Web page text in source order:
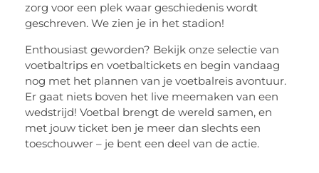
zorg voor een plek waar geschiedenis wordt
geschreven. We zien je in het stadion!
Enthousiast geworden? Bekijk onze selectie van
voetbaltrips en voetbaltickets en begin vandaag
nog met het plannen van je voetbalreis avontuur.
Er gaat niets boven het live meemaken van een
wedstrijd! Voetbal brengt de wereld samen, en
met jouw ticket ben je meer dan slechts een
toeschouwer – je bent een deel van de actie.